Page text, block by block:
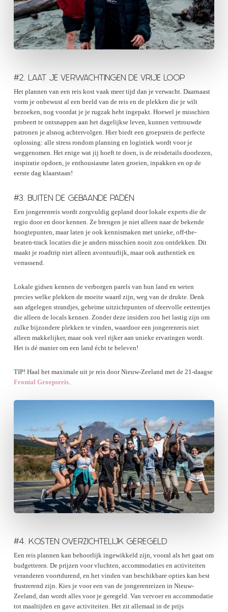
#2. LAAT JE VERWACHTINGEN DE VRIJE LOOP
Het plannen van een reis kost vaak meer tijd dan je verwacht. Daarnaast
vorm je onbewust al een beeld van de reis en de plekken die je wilt
bezoeken, nog voordat je je rugzak hebt ingepakt. Hoewel je misschien
probeert te ontsnappen aan het dagelijkse leven, kunnen vertrouwde
patronen je alsnog achtervolgen. Hier biedt een groepsreis de perfecte
oplossing: alle stress rondom planning en logistiek wordt voor je
weggenomen. Het enige wat jij hoeft te doen, is de reisdetails doorlezen,
inspiratie opdoen, je enthousiasme laten groeien, inpakken en op de
eerste dag klaarstaan!
#3. BUITEN DE GEBAANDE PADEN
Een jongerenreis wordt zorgvuldig gepland door lokale experts die de
regio door en door kennen. Ze brengen je niet alleen naar de bekende
hoogtepunten, maar laten je ook kennismaken met unieke, off-the-
beaten-track locaties die je anders misschien nooit zou ontdekken. Dit
maakt je roadtrip niet alleen avontuurlijk, maar ook authentiek en
verrassend.
Lokale gidsen kennen de verborgen parels van hun land en weten
precies welke plekken de moeite waard zijn, weg van de drukte. Denk
aan afgelegen strandjes, geheime uitzichtpunten of sfeervolle eettentjes
die alleen de locals kennen. Zonder deze insiders zou het lastig zijn om
zulke bijzondere plekken te vinden, waardoor een jongerenreis niet
alleen makkelijker, maar ook veel rijker aan unieke ervaringen wordt.
Het is dé manier om een land écht te beleven!
TIP! Haal het maximale uit je reis door Nieuw-Zeeland met de 21-daagse
Frontal Groepsreis.
#4. KOSTEN OVERZICHTELIJK GEREGELD
Een reis plannen kan behoorlijk ingewikkeld zijn, vooral als het gaat om
budgetteren. De prijzen voor vluchten, accommodaties en activiteiten
veranderen voortdurend, en het vinden van beschikbare opties kan best
frustrerend zijn. Kies je voor een van de jongerenreizen in Nieuw-
Zeeland, dan wordt alles voor je geregeld. Van vervoer en accommodatie
tot maaltijden en gave activiteiten. Het zit allemaal in de prijs